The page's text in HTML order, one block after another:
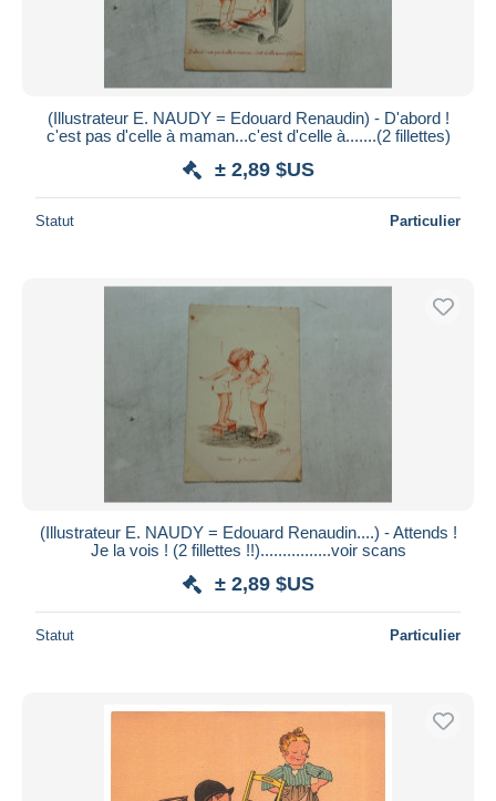
(Illustrateur E. NAUDY = Edouard Renaudin) - D'abord !
c'est pas d'celle à maman...c'est d'celle à.......(2 fillettes)
± 2,89 $US
Statut Particulier
(Illustrateur E. NAUDY = Edouard Renaudin....) - Attends !
Je la vois ! (2 fillettes !!)................voir scans
± 2,89 $US
Statut Particulier